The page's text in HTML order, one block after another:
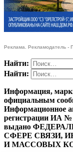
Реклама. Рекламодатель -
Найти:
Найти:
Информация,
официальным
Информационное
регистрации ИА №
выдано
СФЕРЕ СВЯЗИ,
И МАССОВЫХ